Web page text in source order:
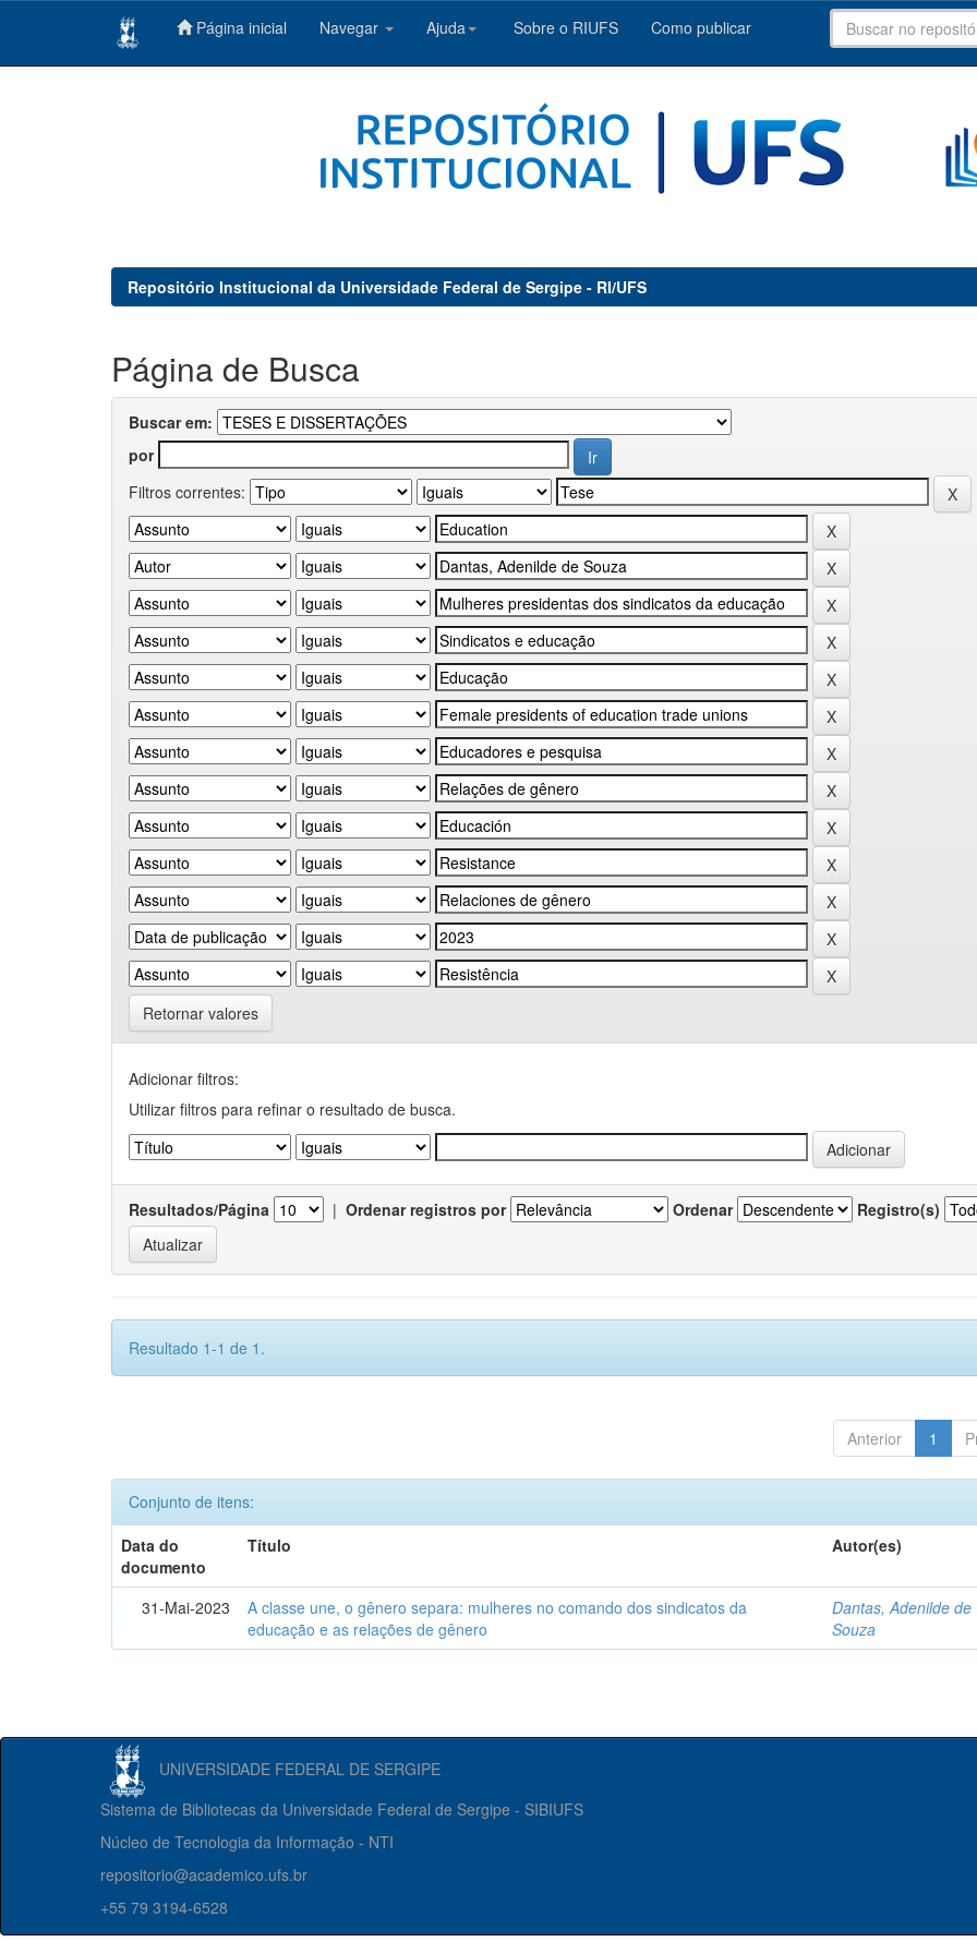
Página inicial Navegar Ajuda Sobre o RIUFS Como publicar
Repositório Institucional da Universidade Federal de Sergipe - RI/UFS
Página de Busca
Buscar em:
por
Filtros correntes:
Retornar valores
Adicionar filtros:
Utilizar filtros para refinar o resultado de busca.
Resultados/Página | Ordenar registros por Ordenar Registro(s)
Resultado 1-1 de 1.
Anterior 1
Conjunto de itens:
Data do
documento
Título Autor(es)
31-Mai-2023
A classe une, o gênero separa: mulheres no comando dos sindicatos da
educação e as relações de gênero
Dantas, Adenilde de
Souza
UNIVERSIDADE FEDERAL DE SERGIPE
Sistema de Bibliotecas da Universidade Federal de Sergipe - SIBIUFS
Núcleo de Tecnologia da Informação - NTI
repositorio@academico.ufs.br
+55 79 3194-6528